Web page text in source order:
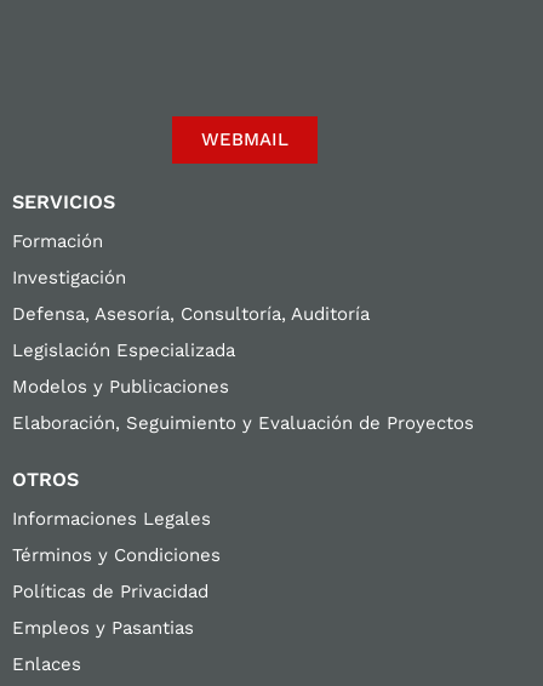
WEBMAIL
SERVICIOS
Formación
Investigación
Defensa, Asesoría, Consultoría, Auditoría
Legislación Especializada
Modelos y Publicaciones
Elaboración, Seguimiento y Evaluación de Proyectos
OTROS
Informaciones Legales
Términos y Condiciones
Políticas de Privacidad
Empleos y Pasantias
Enlaces